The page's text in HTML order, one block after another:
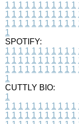
1 1 1 1 1 1 1 1 1 1 1
1 1 1 1 1 1 1 1 1 1 1
1 1 1 1 1 1 1 1 1 1 1
1
SPOTIFY:
1 1 1 1 1 1 1 1 1 1 1
1 1 1 1 1 1 1 1 1 1 1
1 1 1 1 1 1 1 1 1 1 1
1
CUTTLY BIO:
1
1 1 1 1 1 1 1 1 1 1 1
1 1 1 1 1 1 1 1 1 1 1